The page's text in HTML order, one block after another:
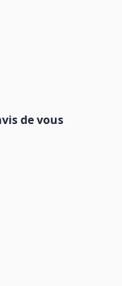
de vous